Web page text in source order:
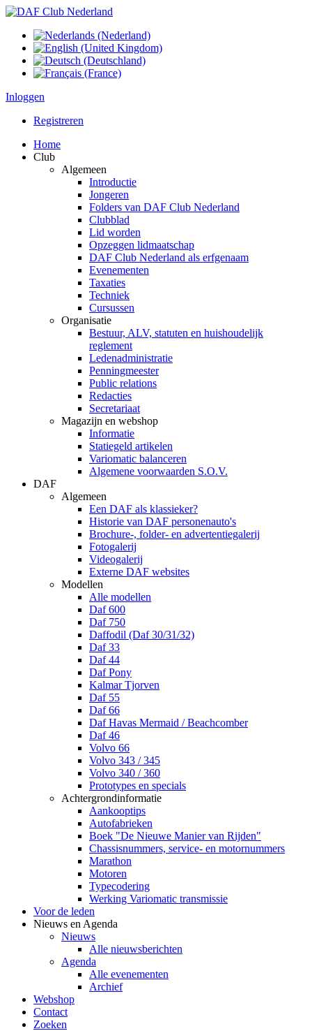
Inloggen
Registreren
Home
Club
Algemeen
Introductie
Jongeren
Folders van DAF Club Nederland
Clubblad
Lid worden
Opzeggen lidmaatschap
DAF Club Nederland als erfgenaam
Evenementen
Taxaties
Techniek
Cursussen
Organisatie
Bestuur, ALV, statuten en huishoudelijk
reglement
Ledenadministratie
Penningmeester
Public relations
Redacties
Secretariaat
Magazijn en webshop
Informatie
Statiegeld artikelen
Variomatic balanceren
Algemene voorwaarden S.O.V.
DAF
Algemeen
Een DAF als klassieker?
Historie van DAF personenauto's
Brochure-, folder- en advertentiegalerij
Fotogalerij
Videogalerij
Externe DAF websites
Modellen
Alle modellen
Daf 600
Daf 750
Daffodil (Daf 30/31/32)
Daf 33
Daf 44
Daf Pony
Kalmar Tjorven
Daf 55
Daf 66
Daf Havas Mermaid / Beachcomber
Daf 46
Volvo 66
Volvo 343 / 345
Volvo 340 / 360
Prototypes en specials
Achtergrondinformatie
Aankooptips
Autofabrieken
Boek "De Nieuwe Manier van Rijden"
Chassisnummers, service- en motornummers
Marathon
Motoren
Typecodering
Werking Variomatic transmissie
Voor de leden
Nieuws en Agenda
Nieuws
Alle nieuwsberichten
Agenda
Alle evenementen
Archief
Webshop
Contact
Zoeken